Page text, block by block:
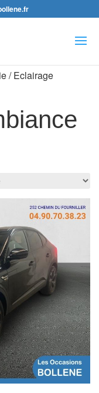
/ Eclairage